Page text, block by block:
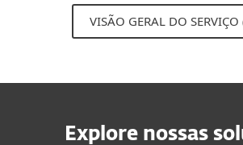
VISÃO GERAL DO SERVIÇO
Explore nossas